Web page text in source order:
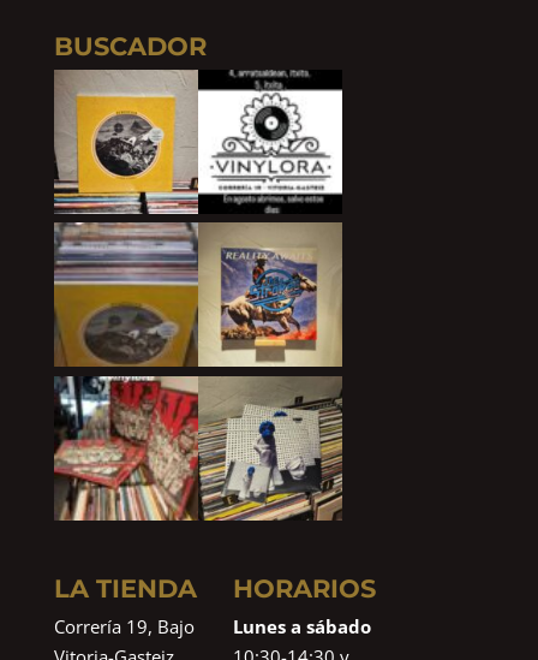
BUSCADOR
LA TIENDA
Correría 19, Bajo
HORARIOS
Lunes a sábado